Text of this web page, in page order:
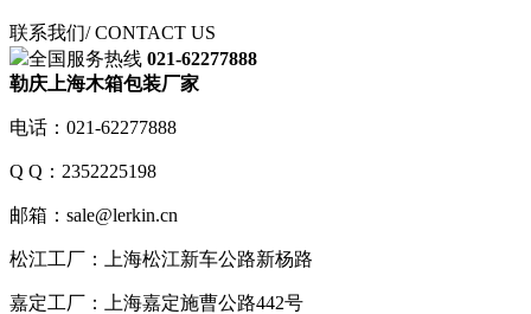
联系我们/ CONTACT US
全国服务热线 021-62277888
勒庆上海木箱包装厂家
电话：021-62277888
Q Q：2352225198
邮箱：sale@lerkin.cn
松江工厂：上海松江新车公路新杨路
嘉定工厂：上海嘉定施曹公路442号